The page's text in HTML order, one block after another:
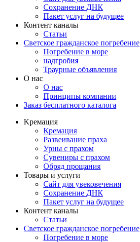
Сохранение ДНК
Пакет услуг на будущее
Контент каналы
Статьи
Светское гражданское погребение
Погребение в море
надгробия
Траурные объявления
О нас
О нас
Принципы компании
Заказ бесплатного каталога
Kремация
Кремация
Развеивание праха
Урны с прахом
Сувениры с прахом
Обряд прощания
Товары и услуги
Сайт для увековечения
Сохранение ДНК
Пакет услуг на будущее
Контент каналы
Статьи
Светское гражданское погребение
Погребение в море